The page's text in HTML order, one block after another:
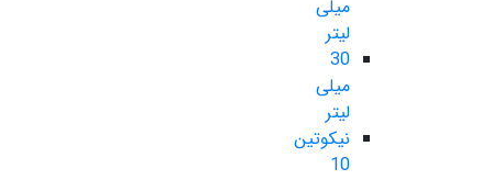
میلی
لیتر
30
میلی
لیتر
نیکوتین
10